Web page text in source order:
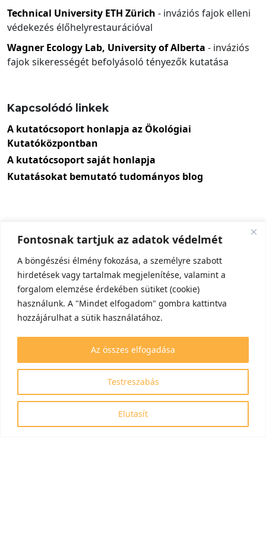
Fontosnak tartjuk az adatok védelmét
A böngészési élmény fokozása, a személyre szabott
hirdetések vagy tartalmak megjelenítése, valamint a
forgalom elemzése érdekében sütiket (cookie)
használunk. A "Mindet elfogadom" gombra kattintva
hozzájárulhat a sütik használatához.
Testreszabás
Elutasít
Az összes elfogadása
Technical University ETH Zürich - inváziós fajok elleni
védekezés élőhelyrestaurációval
Wagner Ecology Lab, University of Alberta - inváziós
fajok sikerességét befolyásoló tényezők kutatása
Kapcsolódó linkek
A kutatócsoport honlapja az Ökológiai
Kutatóközpontban
A kutatócsoport saját honlapja
Kutatásokat bemutató tudományos blog